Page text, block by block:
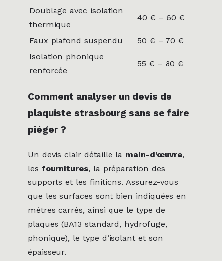
Doublage avec isolation
thermique
40 € – 60 €
Faux plafond suspendu
50 € – 70 €
Isolation phonique
renforcée
55 € – 80 €
Comment analyser un devis de
plaquiste strasbourg sans se faire
piéger ?
Un devis clair détaille la main-d’œuvre,
les fournitures, la préparation des
supports et les finitions. Assurez-vous
que les surfaces sont bien indiquées en
mètres carrés, ainsi que le type de
plaques (BA13 standard, hydrofuge,
phonique), le type d’isolant et son
épaisseur.